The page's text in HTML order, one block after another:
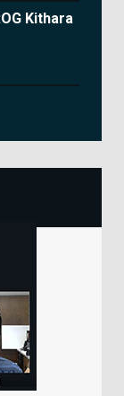
Kithara